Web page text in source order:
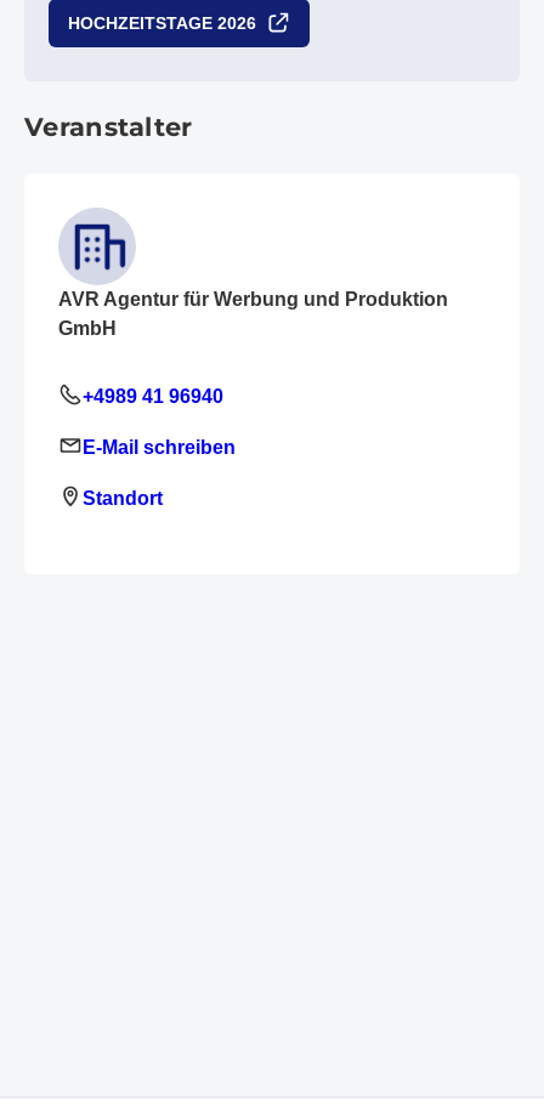
HOCHZEITSTAGE 2026
Veranstalter
AVR Agentur für Werbung und Produktion
GmbH
+4989 41 96940
E-Mail schreiben
Standort